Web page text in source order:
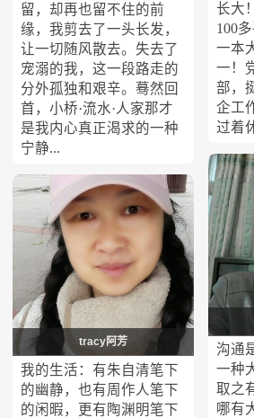
留，却再也留不住的前
缘，我剪去了一头长发，
让一切随风散去。失去了
宠溺的我，这一段路走的
分外孤独和艰辛。蓦然回
首，小桥·流水·人家那才
是我内心真正渴求的一种
宁静...
tracy阿芳
我的生活：有朱自清笔下
的幽静，也有周作人笔下
的闲暇，更有陶渊明笔下
长大
100
一本
一！
部，
企工
过着
沟通
一种
取之
哪有